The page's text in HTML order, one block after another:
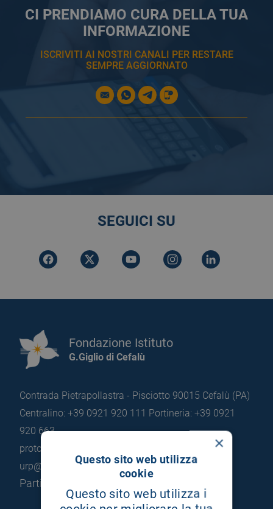
CI PRENDIAMO CURA DELLA TUA
INFORMAZIONE
ISCRIVITI AI NOSTRI CANALI PER RESTARE
SEMPRE AGGIORNATO
SEGUICI SU
Fondazione Istituto
G.Giglio di Cefalù
Contrada Pietrapollastra - Pisciotto 90015 Cefalù (PA)
Centralino: +39 0921 920 111 Portineria: +39 0921
920 663
protocollo@pec.hsrgiglio.it
urp@hsrgiglio.it
Partita IVA: 05205490823
×
Questo sito web utilizza
cookie
Questo sito web utilizza i